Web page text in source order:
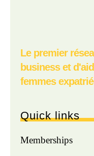
Le premier
business et
femmes
Quick links
Memberships